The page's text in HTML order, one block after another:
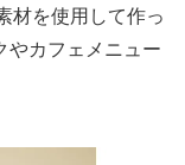
材を使用して作っ
やカフェメニュー